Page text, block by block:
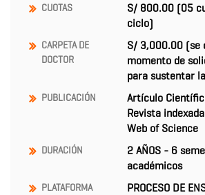
CUOTAS
S/ 800.00 (05
ciclo)
CARPETADE
DOCTOR
S/ 3,000.00 (se
momento de
para sustentar
PUBLICACIÓN
Artículo
Revista
Web of Science
DURACIÓN
2 AÑOS - 6
académicos
PLATAFORMA
PROCESO DE